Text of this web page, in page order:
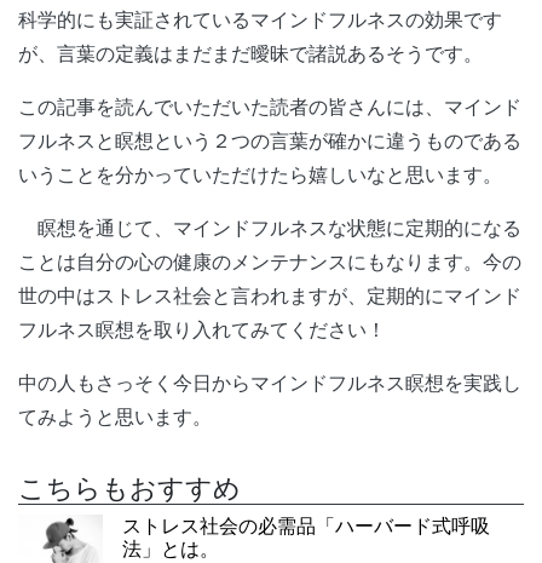
科学的にも実証されているマインドフルネスの効果です
が、言葉の定義はまだまだ曖昧で諸説あるそうです。
この記事を読んでいただいた読者の皆さんには、マインド
フルネスと瞑想という２つの言葉が確かに違うものである
いうことを分かっていただけたら嬉しいなと思います。
瞑想を通じて、マインドフルネスな状態に定期的になる
ことは自分の心の健康のメンテナンスにもなります。今の
世の中はストレス社会と言われますが、定期的にマインド
フルネス瞑想を取り入れてみてください！
中の人もさっそく今日からマインドフルネス瞑想を実践し
てみようと思います。
こちらもおすすめ
ストレス社会の必需品「ハーバード式呼吸
法」とは。